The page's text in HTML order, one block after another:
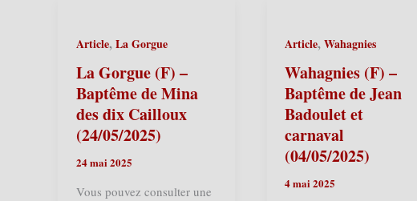
Article,La Gorgue
La Gorgue (F) –
Baptême de Mina
des dix Cailloux
(24/05/2025)
24 mai 2025
Vous pouvez consulter une
Article,Wahagnies
Wahagnies (F) –
Baptême de Jean
Badoulet et
carnaval
(04/05/2025)
4 mai 2025